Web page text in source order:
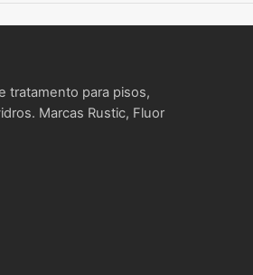
tratamento para pisos,
Marcas Rustic, Fluor